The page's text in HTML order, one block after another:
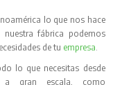
lo que nos hace
nuestra fábrica podemos
de tu empresa.
lo que necesitas desde
a gran escala, como